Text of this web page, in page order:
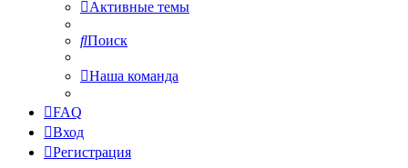
Активные темы
Поиск
Наша команда
FAQ
Вход
Регистрация